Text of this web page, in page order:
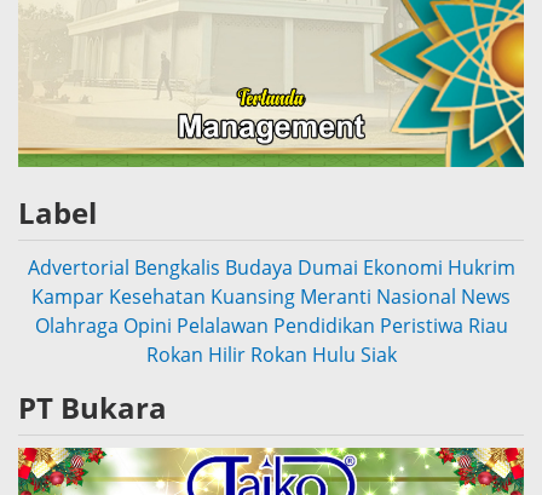
Label
Advertorial Bengkalis Budaya Dumai Ekonomi Hukrim
Kampar Kesehatan Kuansing Meranti Nasional News
Olahraga Opini Pelalawan Pendidikan Peristiwa Riau
Rokan Hilir Rokan Hulu Siak
PT Bukara